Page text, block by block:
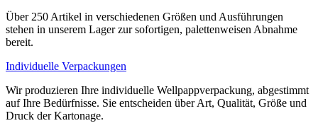
Über 250 Artikel in verschiedenen Größen und Ausführungen
stehen in unserem Lager zur sofortigen, palettenweisen Abnahme
bereit.
Individuelle Verpackungen
Wir produzieren Ihre individuelle Wellpappverpackung, abgestimmt
auf Ihre Bedürfnisse. Sie entscheiden über Art, Qualität, Größe und
Druck der Kartonage.